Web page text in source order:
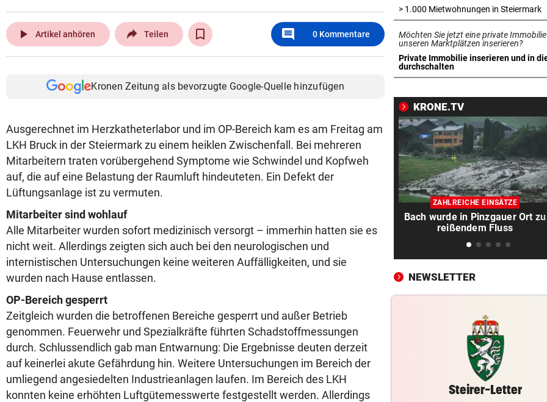
play_arrow Artikel anhören Teilen comment 0 Kommentare
Kronen Zeitung als bevorzugte Google-Quelle hinzufügen
Ausgerechnet im Herzkatheterlabor und im OP-Bereich kam es am Freitag am
LKH Bruck in der Steiermark zu einem heiklen Zwischenfall. Bei mehreren
Mitarbeitern traten vorübergehend Symptome wie Schwindel und Kopfweh
auf, die auf eine Belastung der Raumluft hindeuteten. Ein Defekt der
Lüftungsanlage ist zu vermuten.
Mitarbeiter sind wohlauf
Alle Mitarbeiter wurden sofort medizinisch versorgt – immerhin hatten sie es
nicht weit. Allerdings zeigten sich auch bei den neurologischen und
internistischen Untersuchungen keine weiteren Auffälligkeiten, und sie
wurden nach Hause entlassen.
OP-Bereich gesperrt
Zeitgleich wurden die betroffenen Bereiche gesperrt und außer Betrieb
genommen. Feuerwehr und Spezialkräfte führten Schadstoffmessungen
durch. Schlussendlich gab man Entwarnung: Die Ergebnisse deuten derzeit
auf keinerlei akute Gefährdung hin. Weitere Untersuchungen im Bereich der
umliegend angesiedelten Industrieanlagen laufen. Im Bereich des LKH
konnten keine erhöhten Luftgütemesswerte festgestellt werden. Allerdings
STRATEGIE FEHLT vor 2
Schutz vor Drohnen?
hat keinen Plan
LÄNDLE-KICKER SIEGEN vor 3
3:1 nach 0:1! Altach dreht
KRITIK AUS POLITIK vor
Theater stellt Planschbecken
300.000 Euro auf
NACH WIEN AUF MYKONOS vor
Luxus am Meer! Sabalenka
gewährt private Einblicke
„IHR SEID DER HAMMER!“
Feuerwehr befreite Kalb aus
misslicher Lage
eines Kult-Sponsors
LIEFERING VERLIERT
Enttäuschende Zweitliga-
Rückkehr nach Grödig
> 1.000 Mietwohnungen in Steiermark
Möchten Sie jetzt eine private
unseren Marktplätzen inserieren?
Private Immobilie inserieren und in
durchschalten
in neuem Tab öffnen
KRONE.TV
ZAHLREICHE EINSÄTZE
Bach wurde in Pinzgauer Ort zu
reißendem Fluss
NEWSLETTER
Steirer-Letter